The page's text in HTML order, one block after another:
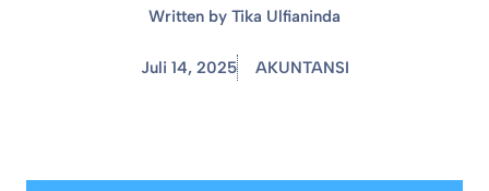
Written by Tika Ulfianinda
Juli 14, 2025 AKUNTANSI